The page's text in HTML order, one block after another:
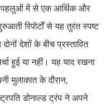
पहलुओं में से एक आर्थिक और
रिपोर्टों से यह तुरंत स्पष्ट
देशों के बीच प्रस्तावित
हुई या नहीं। यह याद रखना
मुलाकात के दौरान,
डोनाल्ड ट्रंप ने अपने